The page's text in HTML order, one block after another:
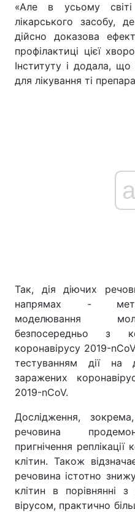
«Але в усьому
лікарського засобу,
дійсно доказова
профілактиці цієї
Інституту і додала, що
для лікування ті
Так, дія діючих
напрямах -
моделювання
безпосередньо з
коронавірусу 2019-
тестуванням дії на
заражених
2019-nCoV.
Дослідження,
речовина
пригнічення реплікації
клітин. Також
речовина істотно
клітин в порівнянні з
вірусом, практично